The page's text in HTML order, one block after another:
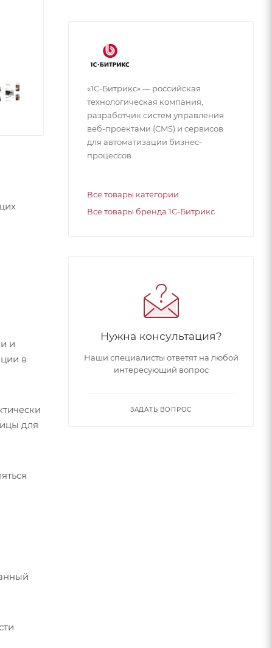
и
в
для
«1С-Битрикс» — российская
технологическая компания,
разработчик систем управления
веб-проектами (CMS) и сервисов
для автоматизации бизнес-
процессов.
Все товары категории
Все товары бренда 1С-Битрикс
Нужна консультация?
Наши специалисты ответят на любой
интересующий вопрос
ЗАДАТЬ ВОПРОС